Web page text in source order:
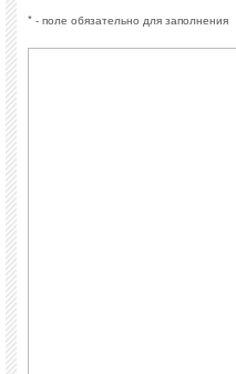
* - поле обязательно для заполнения